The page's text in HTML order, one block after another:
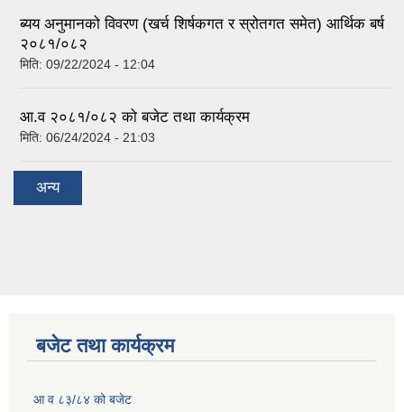
ब्यय अनुमानको विवरण (खर्च शिर्षकगत र स्रोतगत समेत) आर्थिक बर्ष
२०८१/०८२
मिति: 09/22/2024 - 12:04
आ.व २०८१/०८२ को बजेट तथा कार्यक्रम
मिति: 06/24/2024 - 21:03
अन्य
बजेट तथा कार्यक्रम
आ व ८३/८४ को बजेट